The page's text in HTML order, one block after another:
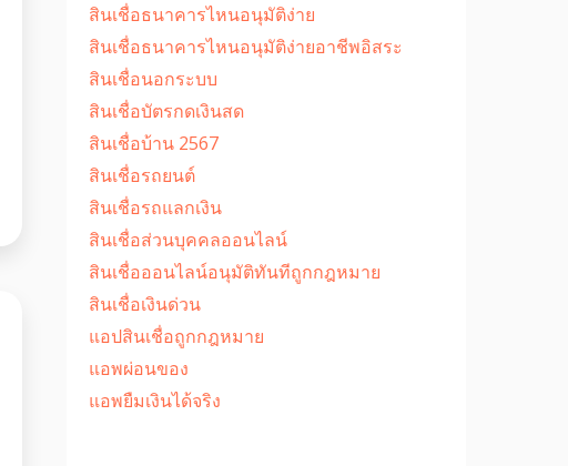
สินเชื่อธนาคารไหนอนุมัติง่าย
สินเชื่อธนาคารไหนอนุมัติง่ายอาชีพอิสระ
สินเชื่อนอกระบบ
สินเชื่อบัตรกดเงินสด
สินเชื่อบ้าน 2567
สินเชื่อรถยนต์
สินเชื่อรถแลกเงิน
สินเชื่อส่วนบุคคลออนไลน์
สินเชื่อออนไลน์อนุมัติทันทีถูกกฎหมาย
สินเชื่อเงินด่วน
แอปสินเชื่อถูกกฎหมาย
แอพผ่อนของ
แอพยืมเงินได้จริง